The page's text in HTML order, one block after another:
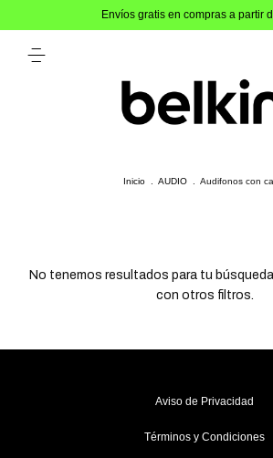
Envíos gratis en compras a partir
Inicio AUDIO Audifonos con
No tenemos resultados para tu
con otros filtros.
Aviso de Privacidad
Términos y Condiciones